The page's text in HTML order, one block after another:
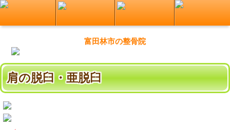
富田林市の整骨院
肩の脱臼・亜脱臼